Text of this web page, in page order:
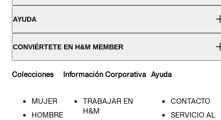
AYUDA
CONVIÉRTETE EN H&M MEMBER
Colecciones
MUJER
HOMBRE
Información Corporativa
TRABAJAR EN
H&M
Ayuda
CONTACTO
SERVICIO AL